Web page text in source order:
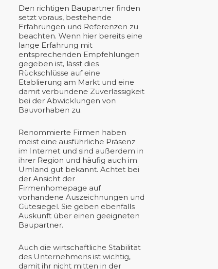
Den richtigen Baupartner finden
setzt voraus, bestehende
Erfahrungen und Referenzen zu
beachten. Wenn hier bereits eine
lange Erfahrung mit
entsprechenden Empfehlungen
gegeben ist, lässt dies
Rückschlüsse auf eine
Etablierung am Markt und eine
damit verbundene Zuverlässigkeit
bei der Abwicklungen von
Bauvorhaben zu.
Renommierte Firmen haben
meist eine ausführliche Präsenz
im Internet und sind außerdem in
ihrer Region und häufig auch im
Umland gut bekannt. Achtet bei
der Ansicht der
Firmenhomepage auf
vorhandene Auszeichnungen und
Gütesiegel. Sie geben ebenfalls
Auskunft über einen geeigneten
Baupartner.
Auch die wirtschaftliche Stabilität
des Unternehmens ist wichtig,
damit ihr nicht mitten in der